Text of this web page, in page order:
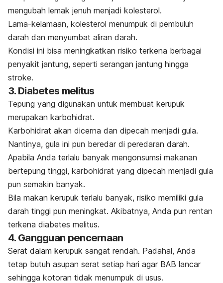
mengubah lemak jenuh menjadi kolesterol.
Lama-kelamaan, kolesterol menumpuk di pembuluh
darah dan menyumbat aliran darah.
Kondisi ini bisa meningkatkan risiko terkena berbagai
penyakit jantung, seperti serangan jantung hingga
stroke.
3. Diabetes melitus
Tepung yang digunakan untuk membuat kerupuk
merupakan karbohidrat.
Karbohidrat akan dicerna dan dipecah menjadi gula.
Nantinya, gula ini pun beredar di peredaran darah.
Apabila Anda terlalu banyak mengonsumsi makanan
bertepung tinggi, karbohidrat yang dipecah menjadi gula
pun semakin banyak.
Bila makan kerupuk terlalu banyak, risiko memiliki gula
darah tinggi pun meningkat. Akibatnya, Anda pun rentan
terkena diabetes melitus.
4. Gangguan pencernaan
Serat dalam kerupuk sangat rendah. Padahal, Anda
tetap butuh asupan serat setiap hari agar BAB lancar
sehingga kotoran tidak menumpuk di usus.